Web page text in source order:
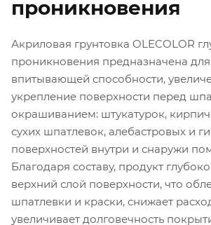
проникновения
Акриловая грунтовка OLECOLOR
проникновения предназначена
впитывающей способности,
укрепление поверхности перед
окрашиванием: штукатурок,
сухих шпатлевок, алебастровых и
поверхностей внутри и снаружи
Благодаря составу, продукт
верхний слой поверхности, что
шпатлевки и краски, снижает
увеличивает долговечность